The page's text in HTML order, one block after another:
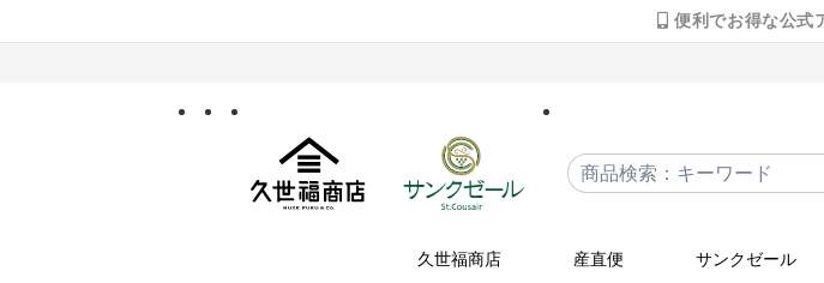
便利でお得な公式
久世福商店 産直便 サンクゼール